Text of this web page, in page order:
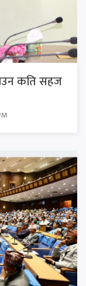
कति सहज